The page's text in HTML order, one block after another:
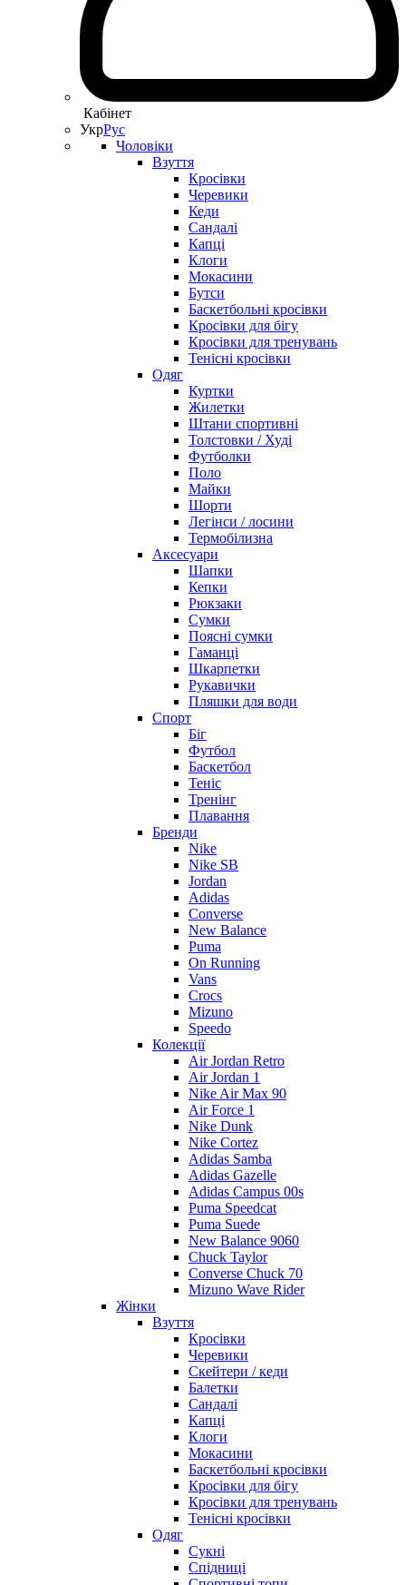
Кабінет
УкрРус
Чоловіки
Взуття
Кросівки
Черевики
Кеди
Сандалі
Капці
Клоги
Мокасини
Бутси
Баскетбольні кросівки
Кросівки для бігу
Кросівки для тренувань
Тенісні кросівки
Одяг
Куртки
Жилетки
Штани спортивні
Толстовки / Худі
Футболки
Поло
Майки
Шорти
Легінси / лосини
Термобілизна
Аксесуари
Шапки
Кепки
Рюкзаки
Сумки
Поясні сумки
Гаманці
Шкарпетки
Рукавички
Пляшки для води
Спорт
Біг
Футбол
Баскетбол
Теніс
Тренінг
Плавання
Бренди
Nike
Nike SB
Jordan
Adidas
Converse
New Balance
Puma
On Running
Vans
Crocs
Mizuno
Speedo
Колекції
Air Jordan Retro
Air Jordan 1
Nike Air Max 90
Air Force 1
Nike Dunk
Nike Cortez
Adidas Samba
Adidas Gazelle
Adidas Campus 00s
Puma Speedcat
Puma Suede
New Balance 9060
Chuck Taylor
Converse Chuck 70
Mizuno Wave Rider
Жінки
Взуття
Кросівки
Черевики
Скейтери / кеди
Балетки
Сандалі
Капці
Клоги
Мокасини
Баскетбольні кросівки
Кросівки для бігу
Кросівки для тренувань
Тенісні кросівки
Одяг
Сукні
Спідниці